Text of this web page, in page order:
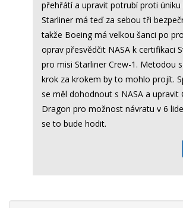
přehřátí a upravit potrubí proti úniku
Starliner má teď za sebou tři
takže Boeing má velkou šanci po
oprav přesvědčit NASA k certifikaci
pro misi Starliner Crew-1. Metodou
krok za krokem by to mohlo projít.
se měl dohodnout s NASA a upravit
Dragon pro možnost návratu v 6
se to bude hodit.